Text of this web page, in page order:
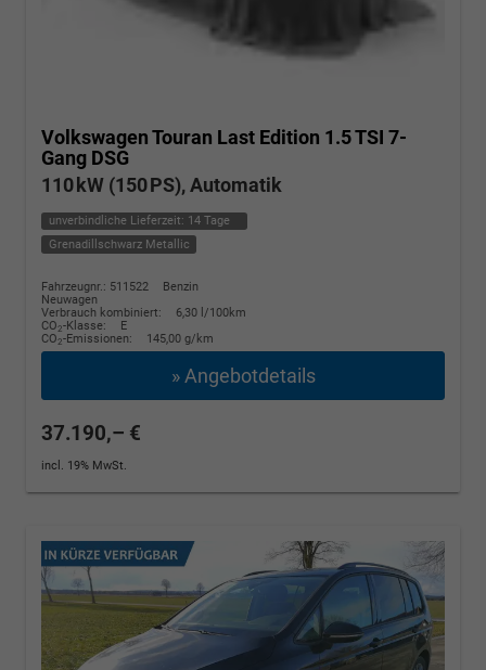
Volkswagen Touran Last Edition 1.5 TSI 7-
Gang DSG
110 kW (150 PS), Automatik
unverbindliche Lieferzeit: 14 Tage
Grenadillschwarz Metallic
Fahrzeugnr.: 511522
Benzin
Neuwagen
Verbrauch kombiniert:
6,30 l/100km
CO2-Klasse:
E
CO2-Emissionen: 145,00 g/km
» Angebotdetails
37.190,– €
incl. 19% MwSt.